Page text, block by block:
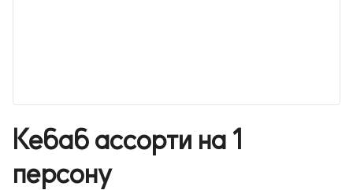
Кебаб ассорти на 1
персону